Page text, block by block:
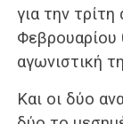
για την
Φεβρουαρίου
αγωνιστική
Και οι δύο